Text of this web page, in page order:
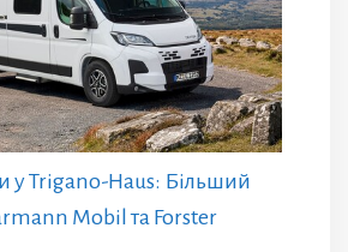
у Trigano-Haus: Більший
Mobil та Forster